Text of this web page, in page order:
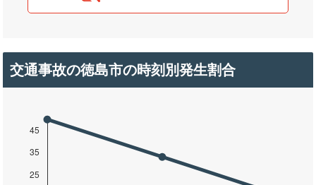
交通事故の徳島市の時刻別発生割合